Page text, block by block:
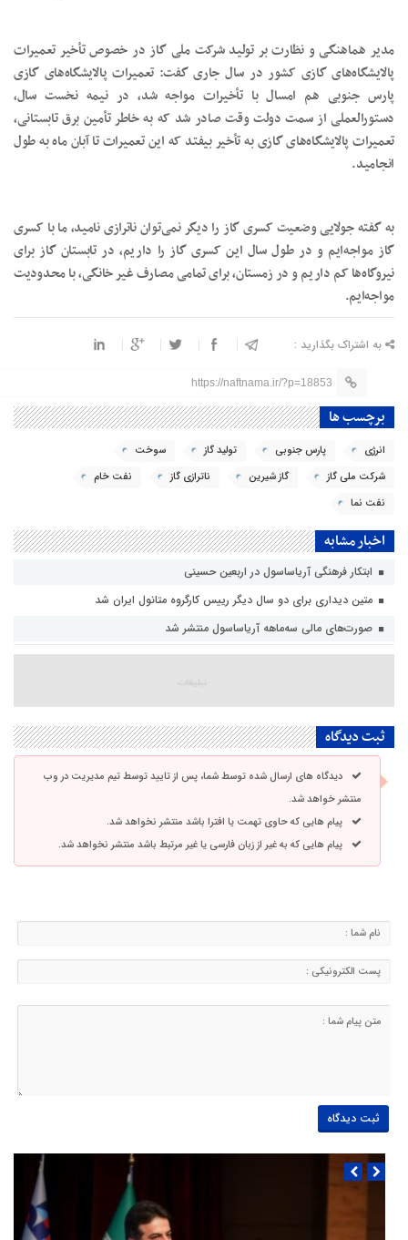
مدیر هماهنگی و نظارت بر تولید شرکت ملی گاز در خصوص تأخیر تعمیرات
پالایشگاه‌های گازی کشور در سال جاری گفت: تعمیرات پالایشگاه‌های گازی
پارس جنوبی هم امسال با تأخیرات مواجه شد، در نیمه نخست سال،
دستورالعملی از سمت دولت وقت صادر شد که به خاطر تأمین برق تابستانی،
تعمیرات پالایشگاه‌های گازی به تأخیر بیفتد که این تعمیرات تا آبان ماه به طول
انجامید.
به گفته جولایی وضعیت کسری گاز را دیگر نمی‌توان ناترازی نامید، ما با کسری
گاز مواجه‌ایم و در طول سال این کسری گاز را داریم، در تابستان گاز برای
نیروگاه‌ها کم داریم و در زمستان، برای تمامی مصارف غیر خانگی، با محدودیت
مواجه‌ایم.
به اشتراک بگذارید :
https://naftnama.ir/?p=18853
برچسب ها
انرژی پارس جنوبی تولید گاز
سوخت
شرکت ملی گاز
گاز شیرین ناترازی گاز
نفت خام
نفت نما
اخبار مشابه
ابتکار فرهنگی آریاساسول در اربعین حسینی
متین دیداری برای دو سال دیگر رییس کارگروه متانول ایران شد
صورت‌های مالی سه‌ماهه آریاساسول منتشر شد
ثبت دیدگاه
دیدگاه های ارسال شده توسط شما، پس از تایید توسط تیم مدیریت در وب
منتشر خواهد شد.
پیام هایی که حاوی تهمت یا افترا باشد منتشر نخواهد شد.
پیام هایی که به غیر از زبان فارسی یا غیر مرتبط باشد منتشر نخواهد شد.